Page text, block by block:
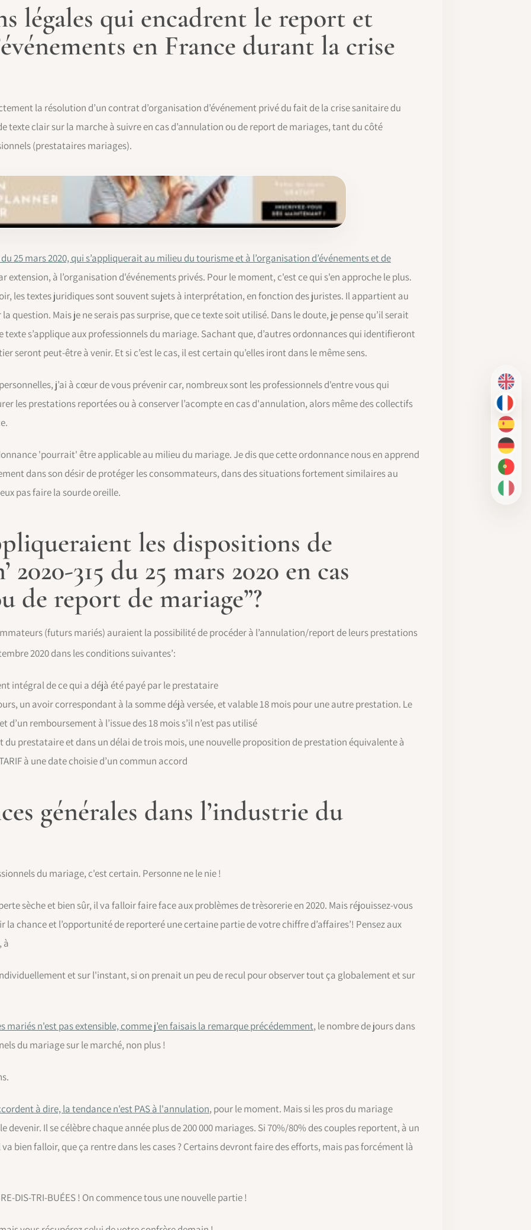
EN
FR
ES
DE
PT-BR
IT
légales qui encadrent le report et
en France durant la crise
la résolution d’un contrat d’organisation d’événement privé du fait de la crise sanitaire du
texte clair sur la marche à suivre en cas d’annulation ou de report de mariages, tant du côté
(prestataires mariages).
25 mars 2020, qui s’appliquerait au milieu du tourisme et à l’organisation d’événements et de
extension, à l’organisation d'événements privés. Pour le moment, c'est ce qui s'en approche le plus.
les textes juridiques sont souvent sujets à interprétation, en fonction des juristes. Il appartient au
question. Mais je ne serais pas surprise, que ce texte soit utilisé. Dans le doute, je pense qu’il serait
texte s’applique aux professionnels du mariage. Sachant que, d’autres ordonnances qui identifieront
seront peut-être à venir. Et si c’est le cas, il est certain qu’elles iront dans le même sens.
j’ai à cœur de vous prévenir car, nombreux sont les professionnels d'entre vous qui
les prestations reportées ou à conserver l’acompte en cas d'annulation, alors même des collectifs
'pourrait' être applicable au milieu du mariage. Je dis que cette ordonnance nous en apprend
dans son désir de protéger les consommateurs, dans des situations fortement similaires au
pas faire la sourde oreille.
les dispositions de
2020-315 du 25 mars 2020 en cas
de report de mariage”?
(futurs mariés) auraient la possibilité de procéder à l’annulation/report de leurs prestations
2020 dans les conditions suivantes’:
intégral de ce qui a déjà été payé par le prestataire
un avoir correspondant à la somme déjà versée, et valable 18 mois pour une autre prestation. Le
d’un remboursement à l’issue des 18 mois s’il n’est pas utilisé
du prestataire et dans un délai de trois mois, une nouvelle proposition de prestation équivalente à
à une date choisie d’un commun accord
générales dans l’industrie du
du mariage, c'est certain. Personne ne le nie !
sèche et bien sûr, il va falloir faire face aux problèmes de trèsorerie en 2020. Mais réjouissez-vous
la chance et l’opportunité de reporteré une certaine partie de votre chiffre d’affaires’! Pensez aux
à
et sur l'instant, si on prenait un peu de recul pour observer tout ça globalement et sur
mariés n'est pas extensible, comme j’en faisais la remarque précédemment, le nombre de jours dans
du mariage sur le marché, non plus !
à dire, la tendance n'est PAS à l'annulation, pour le moment. Mais si les pros du mariage
Il se célèbre chaque année plus de 200 000 mariages. Si 70%/80% des couples reportent, à un
bien falloir, que ça rentre dans les cases ? Certains devront faire des efforts, mais pas forcément là
DIS-TRI-BUÉES ! On commence tous une nouvelle partie !